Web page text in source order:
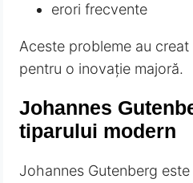
erori frecvente
Aceste probleme au
pentru o inovație majoră.
Johannes
tiparului modern
Johannes Gutenberg